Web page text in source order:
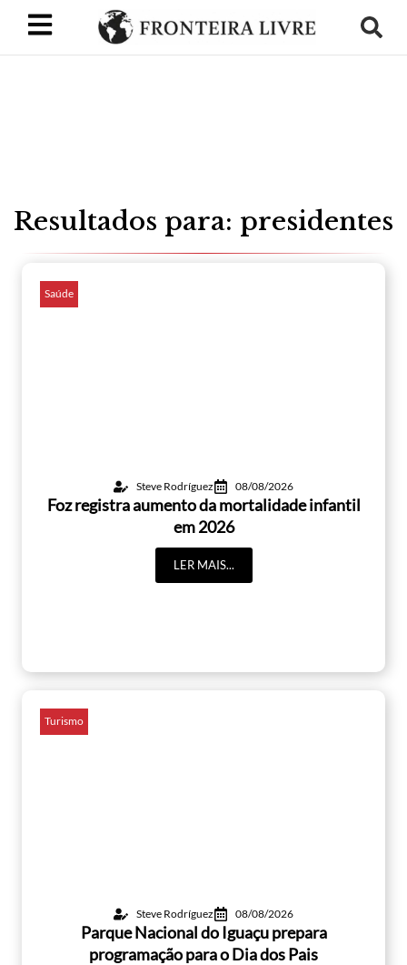
Resultados para: presidentes
Saúde
Steve Rodríguez 08/08/2026
Foz registra aumento da mortalidade infantil
em 2026
LER MAIS...
Turismo
Steve Rodríguez 08/08/2026
Parque Nacional do Iguaçu prepara
programação para o Dia dos Pais